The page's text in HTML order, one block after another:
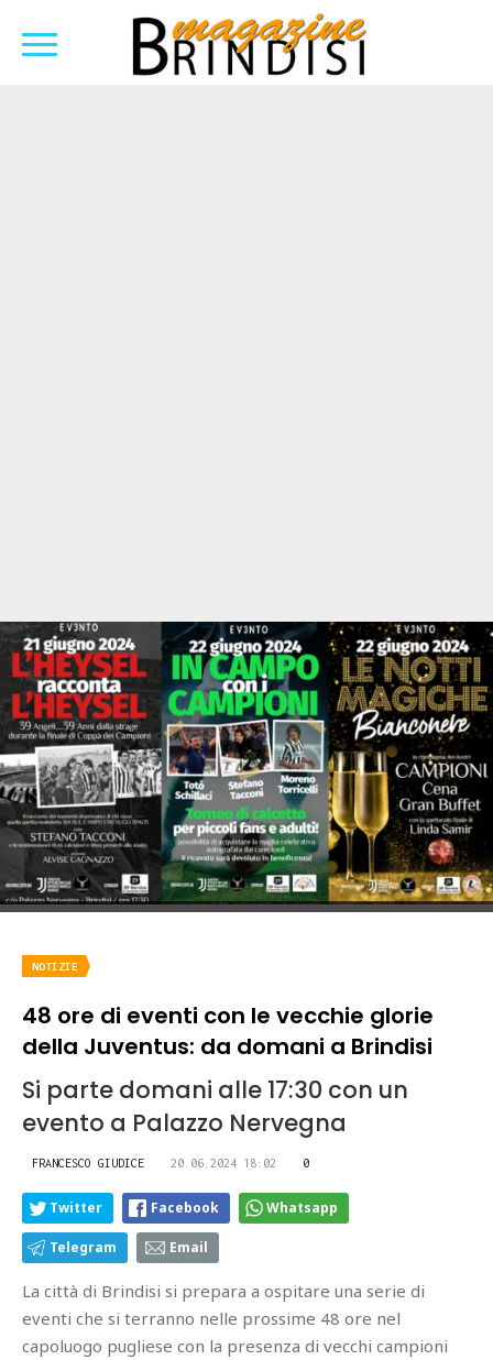
NOTIZIE
48 ore di eventi con le vecchie glorie
della Juventus: da domani a Brindisi
Si parte domani alle 17:30 con un
evento a Palazzo Nervegna
FRANCESCO GIUDICE 20.06.2024 18:02 0
Twitter Facebook Whatsapp
Telegram Email
La città di Brindisi si prepara a ospitare una serie di
eventi che si terranno nelle prossime 48 ore nel
capoluogo pugliese con la presenza di vecchi campioni